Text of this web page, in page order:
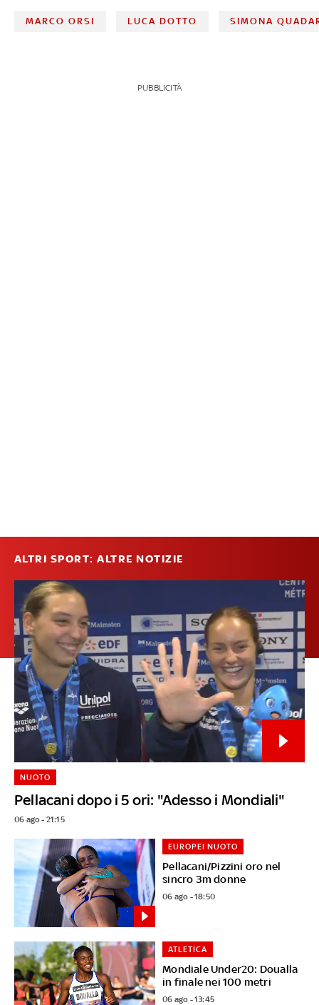
MARCO ORSI LUCA DOTTO SIMONA
PUBBLICITÀ
ALTRI SPORT: ALTRE NOTIZIE
Pellacani dopo i 5 ori: "Adesso i Mondiali"
NUOTO
06 ago - 21:15
Pellacani/Pizzini oro nel
sincro 3m donne
EUROPEI NUOTO
06 ago - 18:50
Mondiale Under20: Doualla
in finale nei 100 metri
ATLETICA
06 ago - 13:45